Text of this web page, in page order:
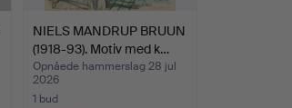
NIELS MANDRUP BRUUN
(1918-93). Motiv med k…
Opnåede hammerslag 28 jul
2026
1 bud